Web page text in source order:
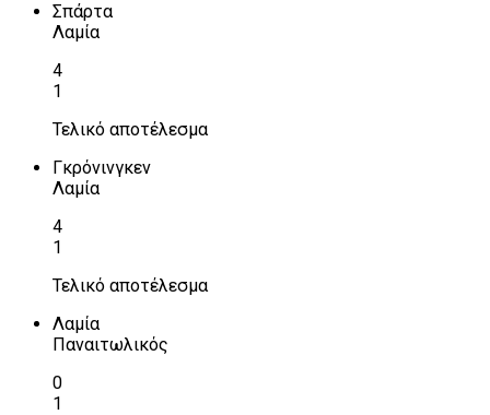
Σπάρτα
Λαμία
4
1
Τελικό αποτέλεσμα
Γκρόνινγκεν
Λαμία
4
1
Τελικό αποτέλεσμα
Λαμία
Παναιτωλικός
0
1